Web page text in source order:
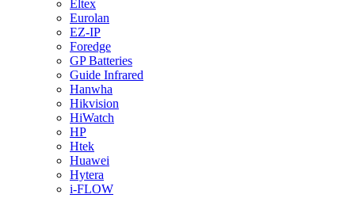
Eltex
Eurolan
EZ-IP
Foredge
GP Batteries
Guide Infrared
Hanwha
Hikvision
HiWatch
HP
Htek
Huawei
Hytera
i-FLOW